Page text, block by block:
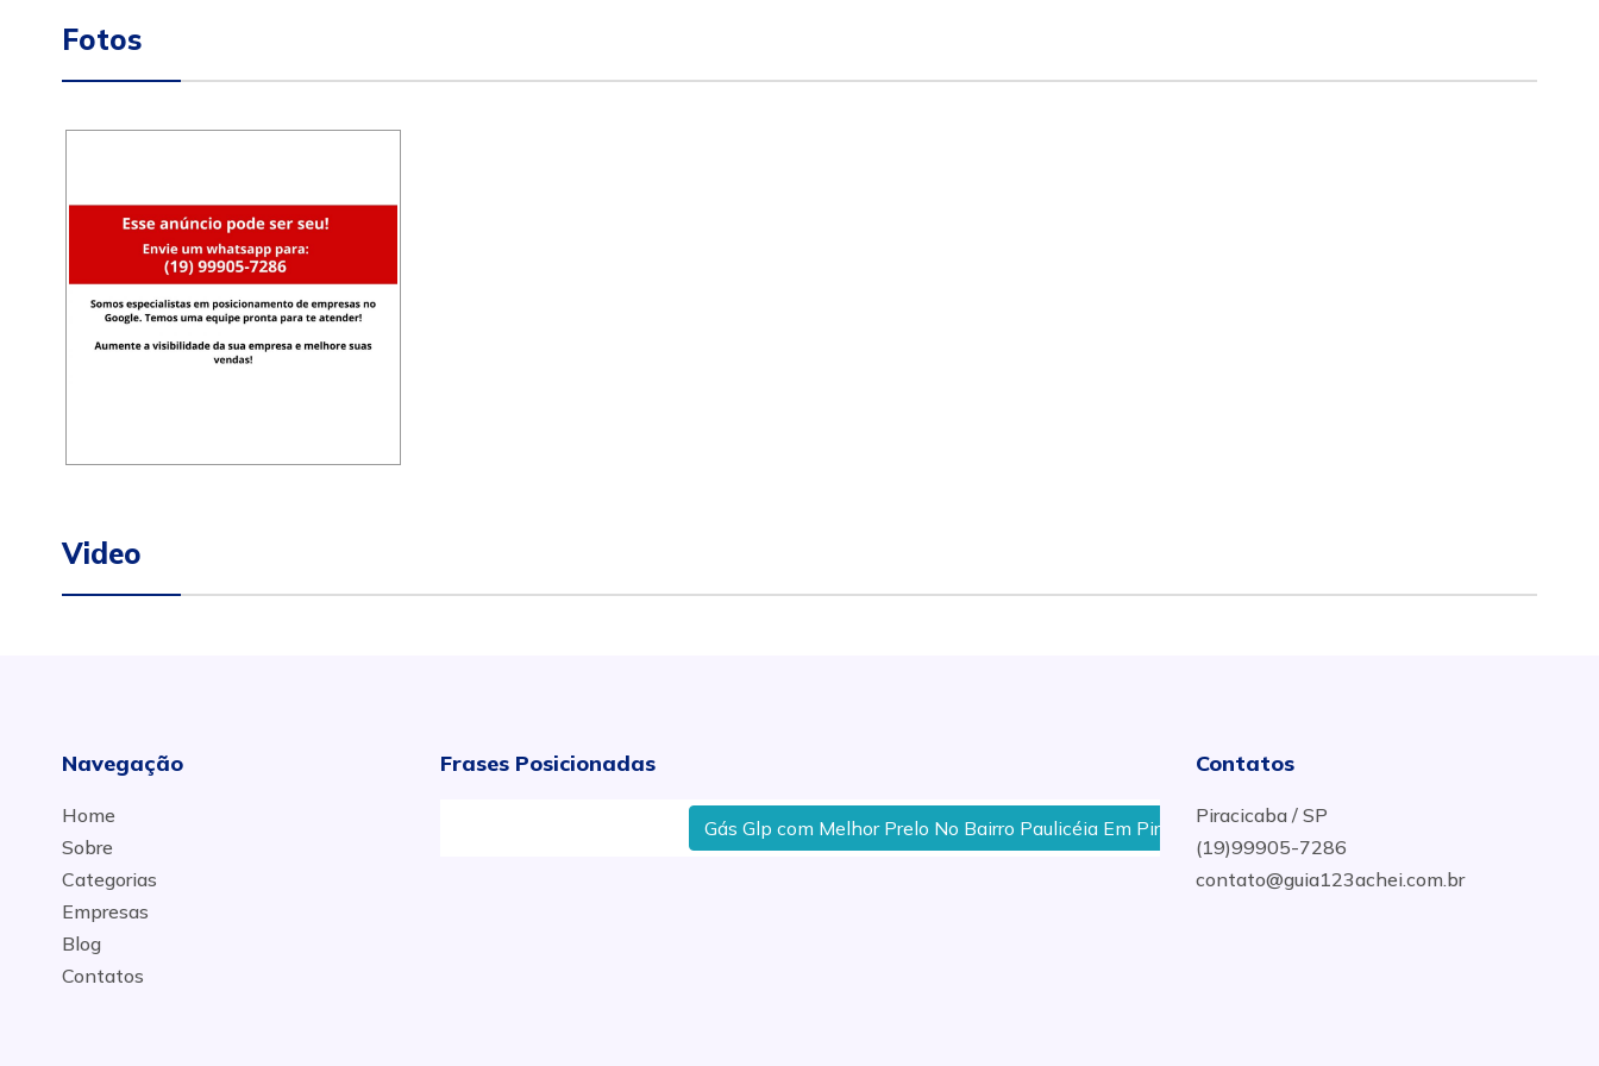
Fotos
Video
Navegação
Home
Sobre
Categorias
Empresas
Blog
Contatos
Frases Posicionadas
Gás Glp com Melhor Prelo No Bairro Paulicéia Em Piracicaba Disk Gás e Água Mineral No Bairro
Contatos
Piracicaba / SP
(19)99905-7286
contato@guia123achei.com.br